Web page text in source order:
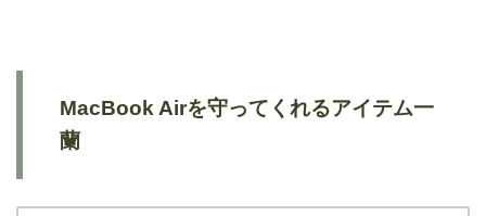
MacBook Airを守ってくれるアイテム一
蘭